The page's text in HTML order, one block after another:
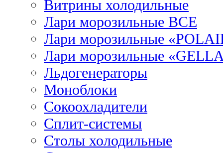
Витрины холодильные
Лари морозильные ВСЕ
Лари морозильные
Лари морозильные
Льдогенераторы
Моноблоки
Сокоохладители
Сплит-системы
Столы холодильные